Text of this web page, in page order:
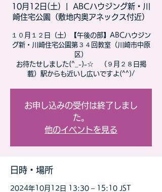
10月12日(土)
ABCハウジング新・川
崎住宅公園（敷地内奥アネックス付近）
１０月１２日（土）【午後の部】ABCハウジン
グ新・川崎住宅公園第３４回教室（川崎市中原
区）
お待たせしました(^_-)-☆ （９月２８日掲
載）駅からも近いし広いですよ(^^)/
お申し込みの受付は終了しまし
た。
他のイベントを見る
日時・場所
2024年10月12日 13:30 – 15:10 JST